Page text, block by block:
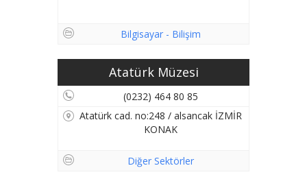
Bilgisayar - Bilişim
Atatürk Müzesi
(0232) 464 80 85
Atatürk cad. no:248 / alsancak İZMİR
KONAK
Diğer Sektörler